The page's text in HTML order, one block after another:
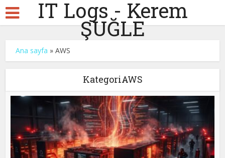
IT Logs - Kerem
ŞUĞLE
Ana sayfa »AWS
KategoriAWS